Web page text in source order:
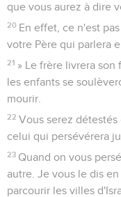
que vous aurez à dire
20 En effet, ce n'est
votre Père qui parlera
21 » Le frère livrera son
les enfants se
mourir.
22 Vous serez détestés
celui qui persévérera
23 Quand on vous
autre. Je vous le dis
parcourir les villes